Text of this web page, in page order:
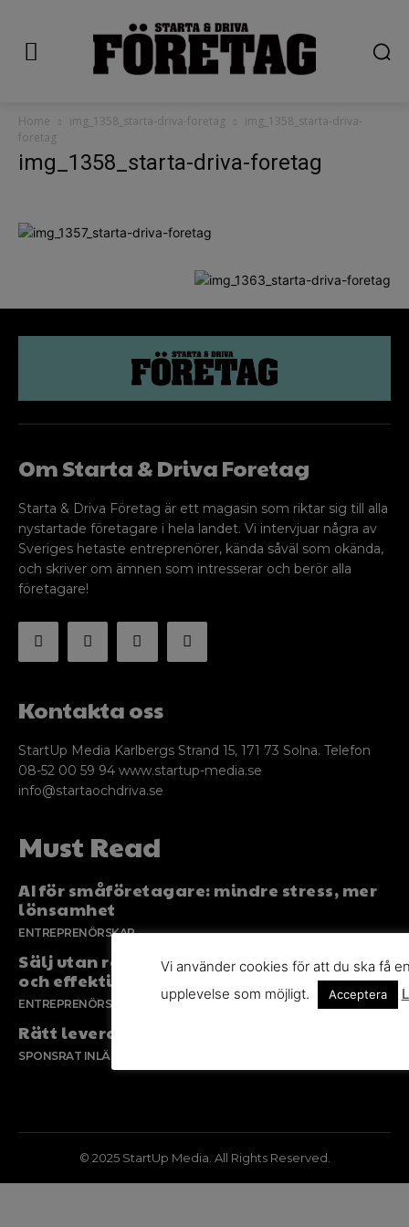
Home img_1358_starta-driva-foretag
img_1358_starta-driva-
foretag
img_1358_starta-driva-foretag
Om Starta & Driva Foretag
Starta & Driva Företag är ett magasin som riktar sig till alla
nystartade företagare i hela landet. Vi intervjuar några av
Sveriges hetaste entreprenörer, kända såväl som okända,
och skriver om ämnen som intresserar och berör alla
företagare!
Kontakta oss
StartUp Media Karlbergs Strand 15, 171 73 Solna. Telefon
08-52 00 59 94 www.startup-media.se
info@startaochdriva.se
Must Read
AI för småföretagare: mindre stress, mer
lönsamhet
ENTREPRENÖRSKAP
Sälj utan rädsla – Michels väg till trygg
och effektiv försäljning
ENTREPRENÖRSKAP
Rätt leverantör – viktigare än du tror
SPONSRAT INLÄGG
© 2025 StartUp Media. All Rights Reserved.
Vi använder cookies för att du ska få
upplevelse som möjligt.
Acceptera